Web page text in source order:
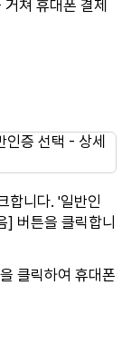
쳐 휴대폰 결제
합니다. '일반인
] 버튼을 클릭합니
클릭하여 휴대폰